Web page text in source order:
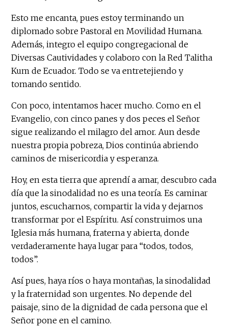
Esto me encanta, pues estoy terminando un
diplomado sobre Pastoral en Movilidad Humana.
Además, integro el equipo congregacional de
Diversas Cautividades y colaboro con la Red Talitha
Kum de Ecuador. Todo se va entretejiendo y
tomando sentido.
Con poco, intentamos hacer mucho. Como en el
Evangelio, con cinco panes y dos peces el Señor
sigue realizando el milagro del amor. Aun desde
nuestra propia pobreza, Dios continúa abriendo
caminos de misericordia y esperanza.
Hoy, en esta tierra que aprendí a amar, descubro cada
día que la sinodalidad no es una teoría. Es caminar
juntos, escucharnos, compartir la vida y dejarnos
transformar por el Espíritu. Así construimos una
Iglesia más humana, fraterna y abierta, donde
verdaderamente haya lugar para “todos, todos,
todos”.
Así pues, haya ríos o haya montañas, la sinodalidad
y la fraternidad son urgentes. No depende del
paisaje, sino de la dignidad de cada persona que el
Señor pone en el camino.